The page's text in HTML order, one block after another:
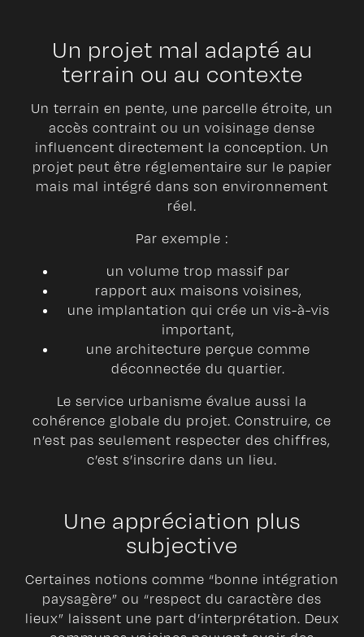
Un projet mal adapté au
terrain ou au contexte
Un terrain en pente, une parcelle étroite, un
accès contraint ou un voisinage dense
influencent directement la conception. Un
projet peut être réglementaire sur le papier
mais mal intégré dans son environnement
réel.
Par exemple :
un volume trop massif par
rapport aux maisons voisines,
une implantation qui crée un vis-à-vis
important,
une architecture perçue comme
déconnectée du quartier.
Le service urbanisme évalue aussi la
cohérence globale du projet. Construire, ce
n’est pas seulement respecter des chiffres,
c’est s’inscrire dans un lieu.
Une appréciation plus
subjective
Certaines notions comme “bonne intégration
paysagère” ou “respect du caractère des
lieux” laissent une part d’interprétation. Deux